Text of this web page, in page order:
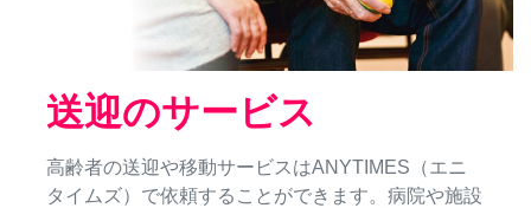
送迎のサービス
高齢者の送迎や移動サービスはANYTIMES（エニ
タイムズ）で依頼することができます。病院や施設